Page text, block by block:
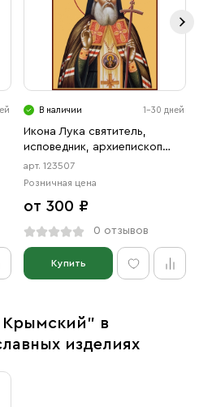
В наличии 1-30 дней
Икона Лука святитель,
исповедник, архиепископ
Крымский (АРТ.00507)
арт. 123507
Розничная цена
от 300 ₽
0 отзывов
Купить
Крымский" в
изделиях